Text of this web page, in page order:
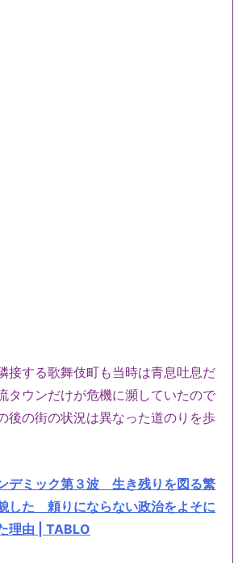
接する歌舞伎町も当時は青息吐息だ
タウンだけが危機に瀕していたので
後の街の状況は異なった道のりを歩
デミック第３波 生き残りを図る繁
した 頼りにならない政治をよそに
理由 | TABLO